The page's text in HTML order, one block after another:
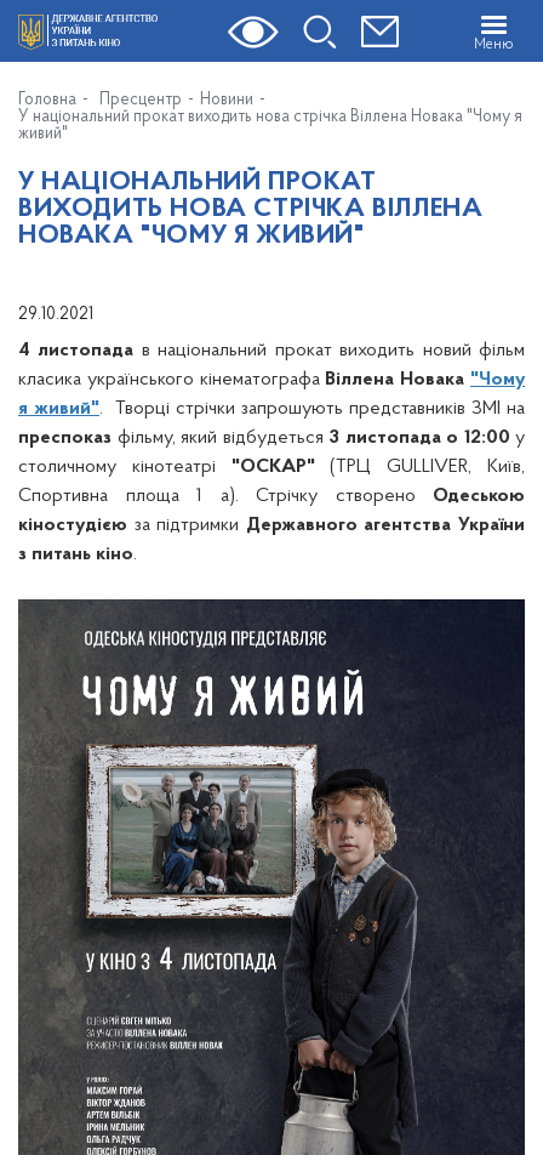
Меню
Головна Пресцентр
Новини
У національний прокат виходить нова стрічка Віллена Новака "Чому я
живий"
У НАЦІОНАЛЬНИЙ ПРОКАТ
ВИХОДИТЬ НОВА СТРІЧКА ВІЛЛЕНА
НОВАКА "ЧОМУ Я ЖИВИЙ"
29.10.2021
4 листопада в національний прокат виходить новий фільм
класика українського кінематографаВіллена Новака "Чому
я живий".
Творці стрічки запрошують представників ЗМІ на
преспоказ фільму, який відбудеться 3 листопада о 12:00 у
столичному кінотеатрі "ОСКАР"(ТРЦ GULLIVER, Київ,
Спортивна площа 1 а). Стрічку створено Одеською
кіностудією за підтримки Державного агентства України
з питань кіно.